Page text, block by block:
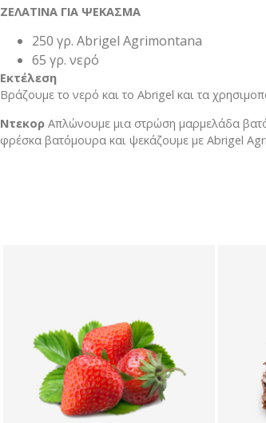
ΖΕΛΑΤΙΝΑ ΓΙΑ ΨΕΚΑΣΜΑ
250 γρ. Abrigel Agrimontana
65 γρ. νερό
Eκτέλεση
Βράζουμε το νερό και το Abrigel και τα
Ντεκορ Απλώνουμε μια στρώση μαρμελάδα
φρέσκα βατόμουρα και ψεκάζουμε με Abrigel